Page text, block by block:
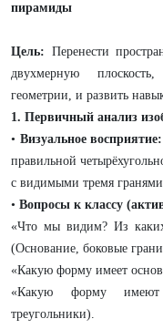
пирамиды
Цель: Перенести
двухмерную
геометрии, и развить
1. Первичный анализ
• Визуальное восприятие:
правильной
с видимыми тремя
• Вопросы к классу
«Что мы видим? Из каких
(Основание, боковые
«Какую форму имеет
«Какую форму имеют
треугольники).